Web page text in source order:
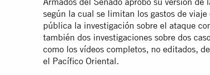
según la cual se limitan los gastos de
pública la investigación sobre el ataque
también dos investigaciones sobre dos
como los vídeos completos, no editados,
el Pacífico Oriental.